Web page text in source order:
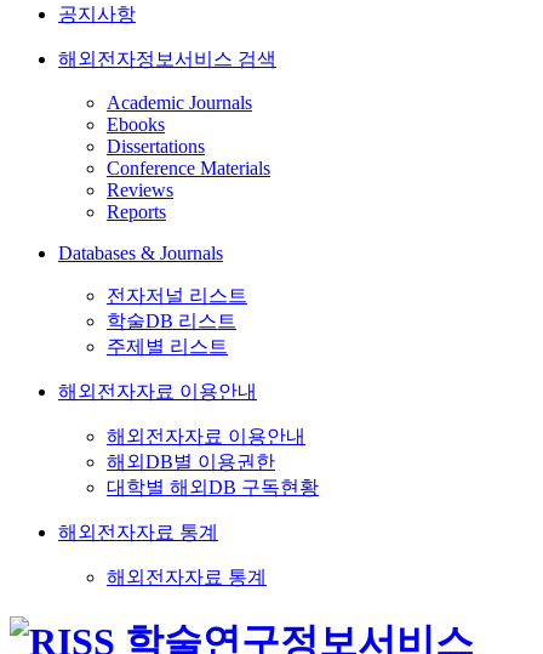
공지사항
해외전자정보서비스 검색
Academic Journals
Ebooks
Dissertations
Conference Materials
Reviews
Reports
Databases & Journals
전자저널 리스트
학술DB 리스트
주제별 리스트
해외전자자료 이용안내
해외전자자료 이용안내
해외DB별 이용권한
대학별 해외DB 구독현황
해외전자자료 통계
해외전자자료 통계